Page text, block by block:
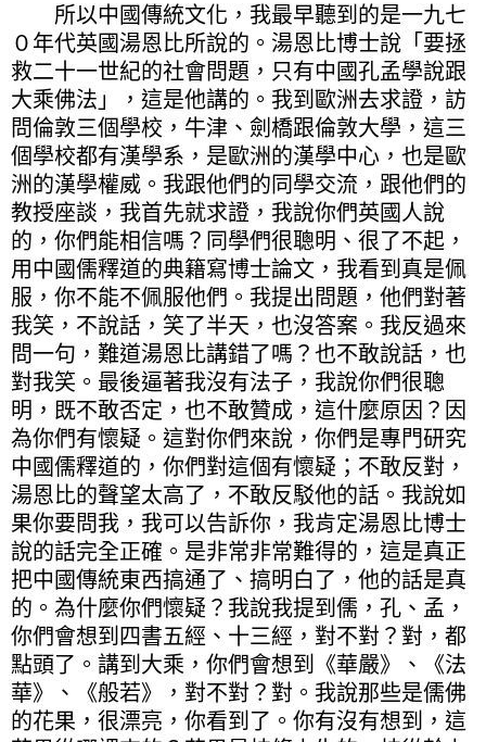
所以中國傳統文化，我最早聽到的是一九七
０年代英國湯恩比所說的。湯恩比博士說「要拯
救二十一世紀的社會問題，只有中國孔孟學說跟
大乘佛法」，這是他講的。我到歐洲去求證，訪
問倫敦三個學校，牛津、劍橋跟倫敦大學，這三
個學校都有漢學系，是歐洲的漢學中心，也是歐
洲的漢學權威。我跟他們的同學交流，跟他們的
教授座談，我首先就求證，我說你們英國人說
的，你們能相信嗎？同學們很聰明、很了不起，
用中國儒釋道的典籍寫博士論文，我看到真是佩
服，你不能不佩服他們。我提出問題，他們對著
我笑，不說話，笑了半天，也沒答案。我反過來
問一句，難道湯恩比講錯了嗎？也不敢說話，也
對我笑。最後逼著我沒有法子，我說你們很聰
明，既不敢否定，也不敢贊成，這什麼原因？因
為你們有懷疑。這對你們來說，你們是專門研究
中國儒釋道的，你們對這個有懷疑；不敢反對，
湯恩比的聲望太高了，不敢反駁他的話。我說如
果你要問我，我可以告訴你，我肯定湯恩比博士
說的話完全正確。是非常非常難得的，這是真正
把中國傳統東西搞通了、搞明白了，他的話是真
的。為什麼你們懷疑？我說我提到儒，孔、孟，
你們會想到四書五經、十三經，對不對？對，都
點頭了。講到大乘，你們會想到《華嚴》、《法
華》、《般若》，對不對？對。我說那些是儒佛
的花果，很漂亮，你看到了。你有沒有想到，這